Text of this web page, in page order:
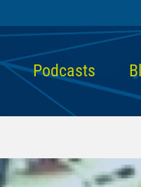
Podcasts